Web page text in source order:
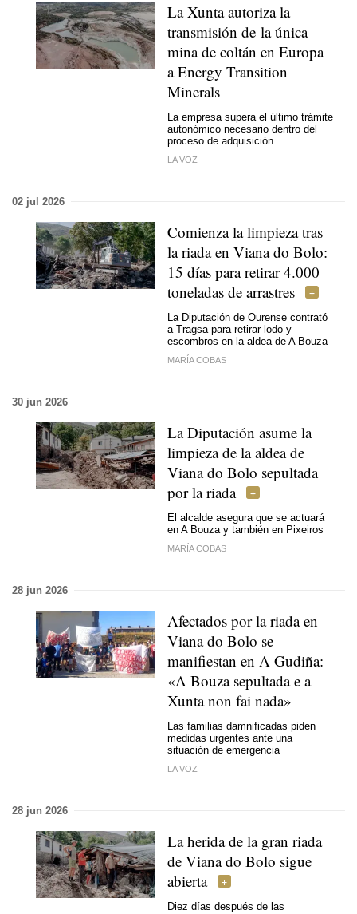
La Xunta autoriza la
transmisión de la única
mina de coltán en Europa
a Energy Transition
Minerals
La empresa supera el último trámite
autonómico necesario dentro del
proceso de adquisición
LA VOZ
02 jul 2026
Comienza la limpieza tras
la riada en Viana do Bolo:
15 días para retirar 4.000
toneladas de arrastres
La Diputación de Ourense contrató
a Tragsa para retirar lodo y
escombros en la aldea de A Bouza
MARÍA COBAS
30 jun 2026
La Diputación asume la
limpieza de la aldea de
Viana do Bolo sepultada
por la riada
El alcalde asegura que se actuará
en A Bouza y también en Pixeiros
MARÍA COBAS
28 jun 2026
Afectados por la riada en
Viana do Bolo se
manifiestan en A Gudiña:
«A Bouza sepultada e a
Xunta non fai nada»
Las familias damnificadas piden
medidas urgentes ante una
situación de emergencia
LA VOZ
28 jun 2026
La herida de la gran riada
de Viana do Bolo sigue
abierta
Diez días después de las